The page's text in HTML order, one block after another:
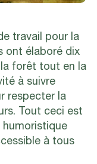
travail pour la
ont élaboré dix
forêt tout en la
à suivre
respecter la
Tout ceci est
humoristique
à tous